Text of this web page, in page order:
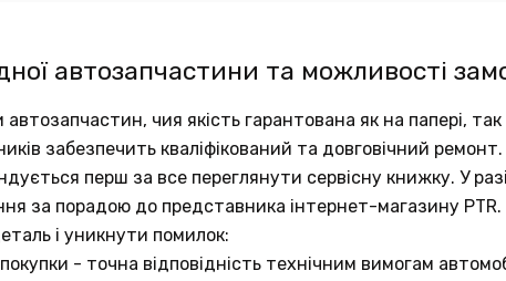
автозапчастини та можливості
чия якість гарантована як на папері,
забезпечить кваліфікований та довговічний
перш за все переглянути сервісну книжку. У
за порадою до представника інтернет-магазину
і уникнути помилок:
- точна відповідність технічним вимогам